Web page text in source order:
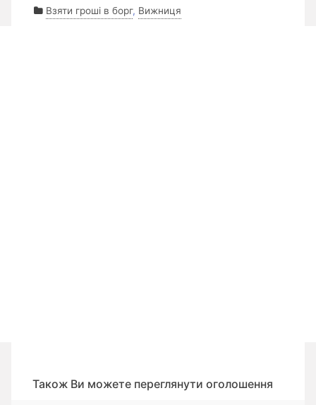
Взяти гроші в борг, Вижниця
Також Ви можете переглянути оголошення